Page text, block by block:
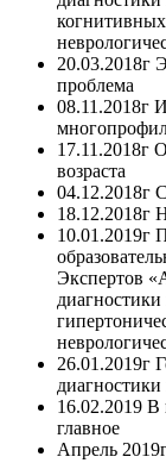
когнитивных
20.03.2018г
проблема
08.11.2018г
17.11.2018г
возраста
04.12.2018г
18.12.2018г
10.01.2019г
Экспертов
26.01.2019г
16.02.2019 В
главное
Апрель